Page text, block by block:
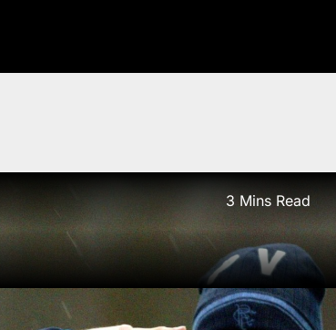
3 Mins Read